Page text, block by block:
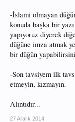
-İslami olmayan
konuda başka bir
yapıyoruz diyerek
düğüne imza atmak
bir düğün
-Son tavsiyem ilk
etmeyin, kızmayın.
Alıntıdır...
27 Aralık 2014